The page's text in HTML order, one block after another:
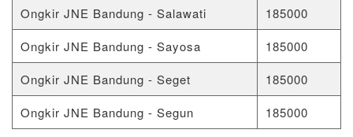
Ongkir JNE Bandung - Salawati
185000
Ongkir JNE Bandung - Sayosa
185000
Ongkir JNE Bandung - Seget
185000
Ongkir JNE Bandung - Segun
185000